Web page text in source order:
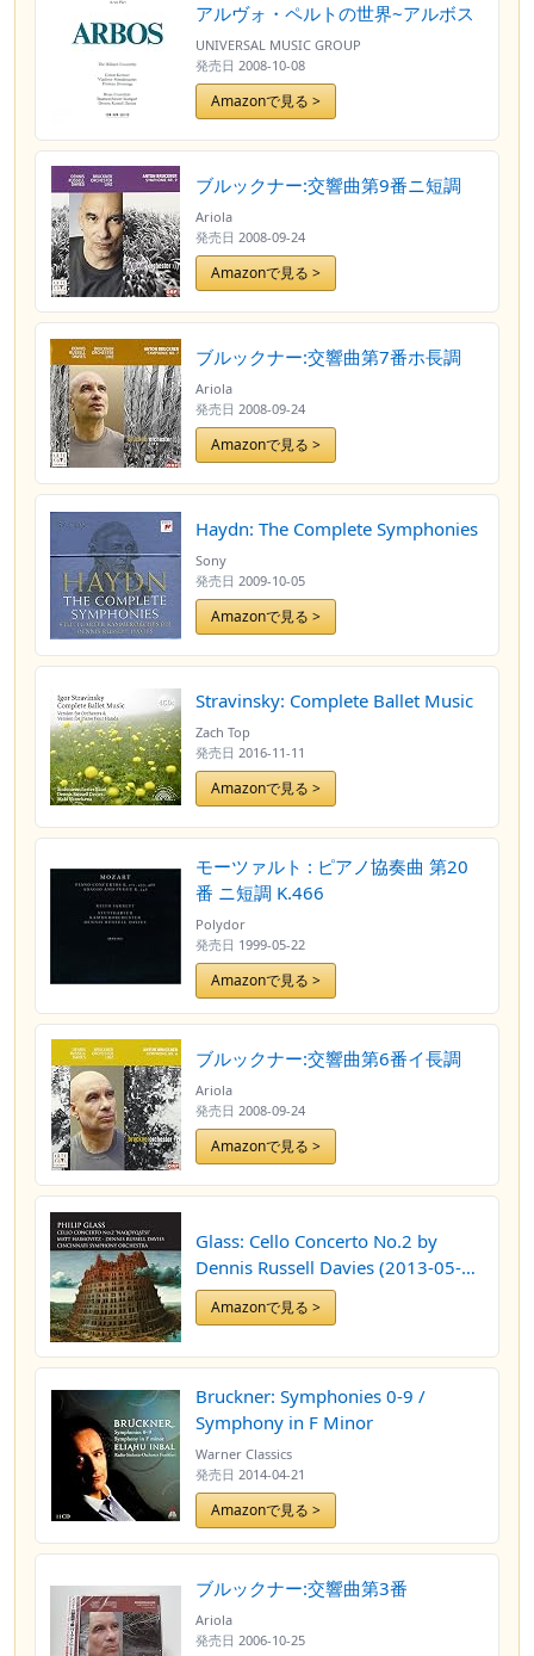
アルヴォ・ペルトの世界~アルボス
UNIVERSAL MUSIC GROUP
発売日 2008-10-08
Amazonで見る >
ブルックナー:交響曲第9番ニ短調
Ariola
発売日 2008-09-24
Amazonで見る >
ブルックナー:交響曲第7番ホ長調
Ariola
発売日 2008-09-24
Amazonで見る >
Haydn: The Complete Symphonies
Sony
発売日 2009-10-05
Amazonで見る >
Stravinsky: Complete Ballet Music
Zach Top
発売日 2016-11-11
Amazonで見る >
モーツァルト : ピアノ協奏曲 第20
番 ニ短調 K.466
Polydor
発売日 1999-05-22
Amazonで見る >
ブルックナー:交響曲第6番イ長調
Ariola
発売日 2008-09-24
Amazonで見る >
Glass: Cello Concerto No.2 by
Dennis Russell Davies (2013-05-
14)
Amazonで見る >
Bruckner: Symphonies 0-9 /
Symphony in F Minor
Warner Classics
発売日 2014-04-21
Amazonで見る >
ブルックナー:交響曲第3番
Ariola
発売日 2006-10-25